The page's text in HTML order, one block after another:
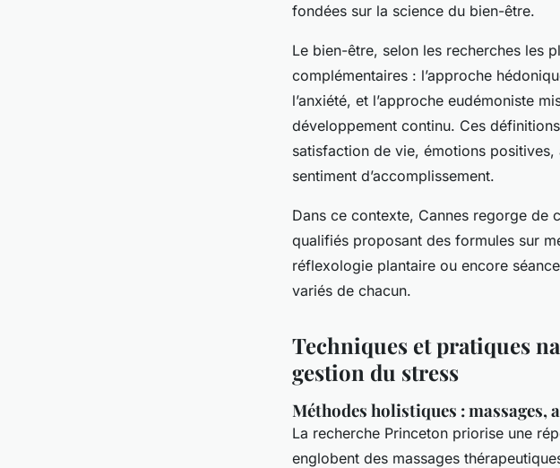
fondées sur la science du bien-être.
Le bien-être, selon les recherches les
complémentaires : l’approche
l’anxiété, et l’approche eudémoniste
développement continu. Ces
satisfaction de vie, émotions
sentiment d’accomplissement.
Dans ce contexte, Cannes regorge de
qualifiés proposant des formules sur
réflexologie plantaire ou encore
variés de chacun.
Techniques et pratiques
gestion du stress
Méthodes holistiques :
La recherche Princeton priorise une
englobent des massages